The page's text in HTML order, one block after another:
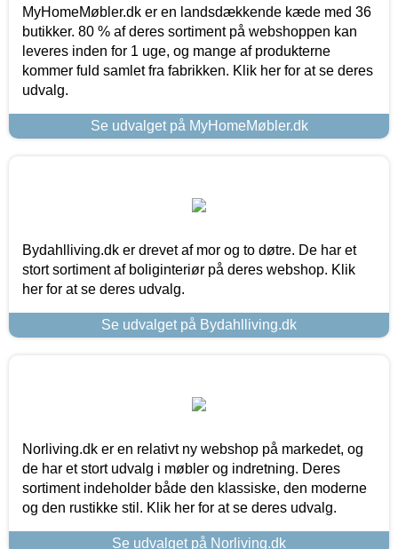
MyHomeMøbler.dk er en landsdækkende kæde med 36
butikker. 80 % af deres sortiment på webshoppen kan
leveres inden for 1 uge, og mange af produkterne
kommer fuld samlet fra fabrikken. Klik her for at se deres
udvalg.
Se udvalget på MyHomeMøbler.dk
Bydahlliving.dk er drevet af mor og to døtre. De har et
stort sortiment af boliginteriør på deres webshop. Klik
her for at se deres udvalg.
Se udvalget på Bydahlliving.dk
Norliving.dk er en relativt ny webshop på markedet, og
de har et stort udvalg i møbler og indretning. Deres
sortiment indeholder både den klassiske, den moderne
og den rustikke stil. Klik her for at se deres udvalg.
Se udvalget på Norliving.dk